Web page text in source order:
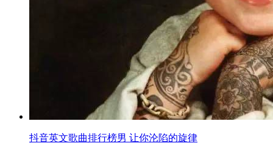
抖音英文歌曲排行榜男 让你沦陷的旋律